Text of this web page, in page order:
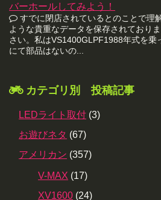
バーホールしてみよう！
すでに閉店されているとのことで理
ような貴重なデータを保存されており
さい。私はVS1400GLPF1988年式を乗
にて部品はないの...
カテゴリ別 投稿記事
LEDライト取付 (3)
お遊びネタ (67)
アメリカン (357)
V-MAX (17)
XV1600 (24)